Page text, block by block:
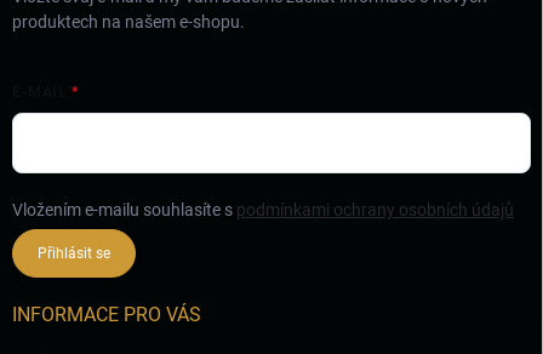
produktech na našem e-shopu.
Vložením e-mailu souhlasíte s podmínkami ochrany osobních údajů
Přihlásit se
INFORMACE PRO VÁS